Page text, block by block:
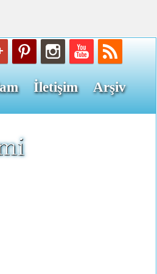
İletişim Arşiv